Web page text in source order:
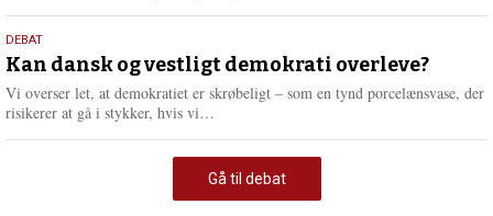
18.
maj
2026
DEBAT
Kan dansk og vestligt demokrati overleve?
Vi overser let, at demokratiet er skrøbeligt – som en tynd porcelænsvase, der
risikerer at gå i stykker, hvis vi…
m
e
Gå til debat